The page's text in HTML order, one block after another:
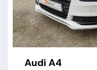
Audi A4